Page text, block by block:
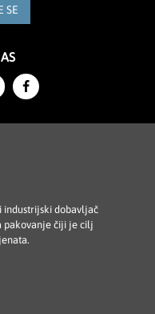
SE
industrijski dobavljač
pakovanje čiji je cilj